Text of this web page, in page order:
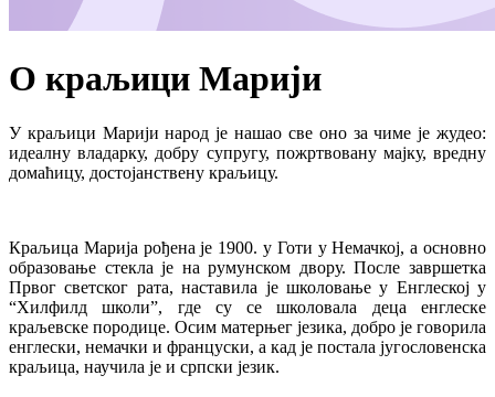
О краљици Марији
У краљици Марији народ је нашао све оно за чиме је жудео:
идеалну владарку, добру супругу, пожртвовану мајку, вредну
домаћицу, достојанствену краљицу.
Краљица Марија рођена је 1900. у Готи у Немачкој, а основно
образовање стекла је на румунском двору. После завршетка
Првог светског рата, наставила је школовање у Енглеској у
“Хилфилд школи”, где су се школовала деца енглеске
краљевске породице. Осим матерњег језика, добро је говорила
енглески, немачки и француски, а кад је постала југословенска
краљица, научила је и српски језик.